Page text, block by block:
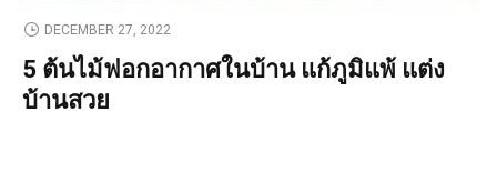
DECEMBER 27, 2022
5 ต้นไม้ฟอกอากาศในบ้าน แก้ภูมิแพ้ แต่ง
บ้านสวย